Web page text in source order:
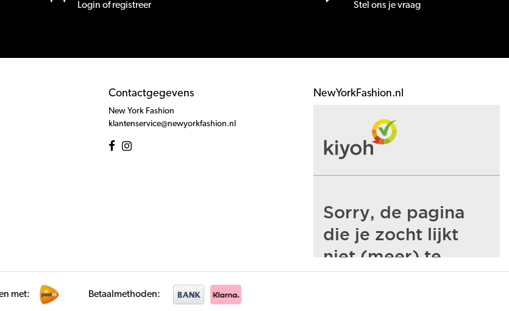
Login of registreer
Stel ons je vraag
Contactgegevens
New York Fashion
klantenservice@newyorkfashion.nl
NewYorkFashion.nl
met: Betaalmethoden: